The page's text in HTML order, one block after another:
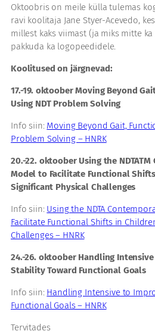
Oktoobris on meile külla tulemas
ravi koolitaja Jane Styer-Acevedo,
millest kaks viimast (ja miks mitte
pakkuda ka logopeedidele.
Koolitused on järgnevad:
17.-19. oktoober Moving Beyond
Using NDT Problem Solving
Info siin: Moving Beyond Gait,
Problem Solving – HNRK
20.-22. oktoober Using the
Model to Facilitate Functional
Significant Physical Challenges
Info siin: Using the NDTA
Facilitate Functional Shifts in
Challenges – HNRK
24.-26. oktoober Handling
Stability Toward Functional Goals
Info siin: Handling Intensive to
Functional Goals – HNRK
Tervitades